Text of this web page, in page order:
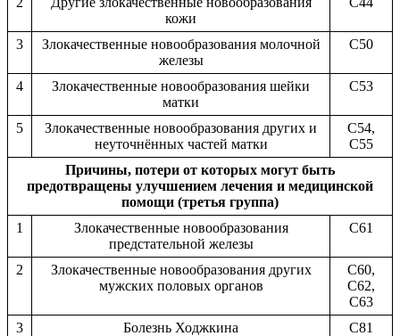
кожи
3
Злокачественные новообразования молочной
железы
C50
4
Злокачественные новообразования шейки
матки
C53
5
Злокачественные новообразования других и
неуточнённых частей матки
C54,
C55
Причины, потери от которых могут быть
предотвращены улучшением лечения и медицинской
помощи (третья группа)
1
Злокачественные новообразования
предстательной железы
C61
2
Злокачественные новообразования других
мужских половых органов
C60,
C62,
C63
3
Болезнь Ходжкина
C81